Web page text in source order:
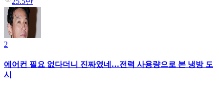
2
에어컨 필요 없다더니 진짜였네…전력 사용량으로 본 냉방 도
시